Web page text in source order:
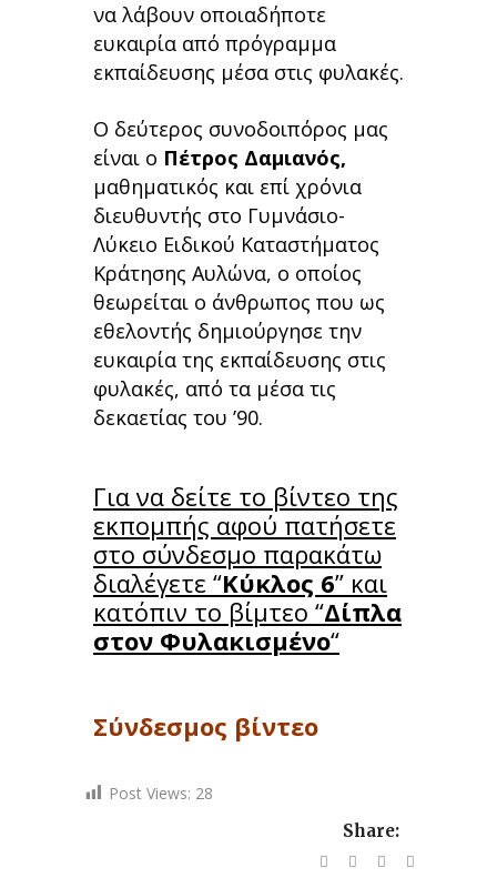
να λάβουν οποιαδήποτε
ευκαιρία από πρόγραμμα
εκπαίδευσης μέσα στις φυλακές.
Ο δεύτερος συνοδοιπόρος μας
είναι ο Πέτρος Δαμιανός,
μαθηματικός και επί χρόνια
διευθυντής στο Γυμνάσιο-
Λύκειο Ειδικού Καταστήματος
Κράτησης Αυλώνα, ο οποίος
θεωρείται ο άνθρωπος που ως
εθελοντής δημιούργησε την
ευκαιρία της εκπαίδευσης στις
φυλακές, από τα μέσα τις
δεκαετίας του ’90.
Για να δείτε το βίντεο της
εκπομπής αφού πατήσετε
στο σύνδεσμο παρακάτω
διαλέγετε “Κύκλος 6” και
κατόπιν το βίμτεο “Δίπλα
στον Φυλακισμένο“
Σύνδεσμος βίντεο
Post Views: 28
Share: